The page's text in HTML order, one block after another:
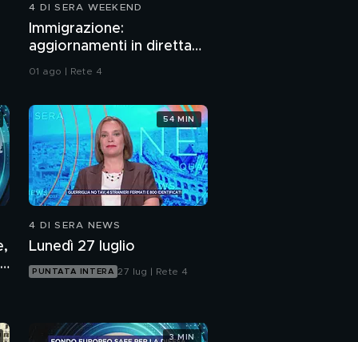
PROSSIMO VIDEO
4 DI SERA WEEKEND
Immigrazione:
aggiornamenti in diretta
da Ceuta
01 ago | Rete 4
4 DI SERA NEWS
Lunedì 27 luglio
PUNTATA INTERA 27 lug | Rete 4
54 MIN
3 MIN